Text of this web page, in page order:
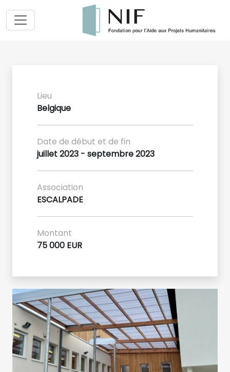
Lieu
Belgique
Date de début et de fin
juillet 2023 - septembre 2023
Association
ESCALPADE
Montant
75 000 EUR